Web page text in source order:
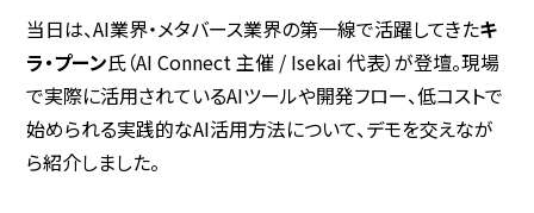
当日は、AI業界・メタバース業界の第一線で活躍してきたキ
ラ・プーン氏（AI Connect 主催 / Isekai 代表）が登壇。現場
で実際に活用されているAIツールや開発フロー、低コストで
始められる実践的なAI活用方法について、デモを交えなが
ら紹介しました。